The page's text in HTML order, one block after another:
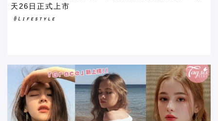
天26日正式上市